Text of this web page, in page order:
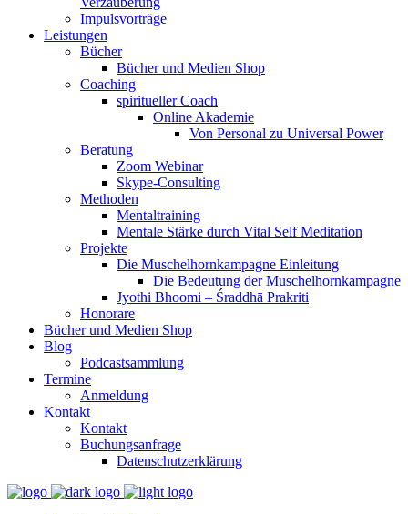
Impulsvorträge
Leistungen
Bücher
Bücher und Medien Shop
Coaching
spiritueller Coach
Online Akademie
Von Personal zu Universal Power
Beratung
Zoom Webinar
Skype-Consulting
Methoden
Mentaltraining
Mentale Stärke durch Vital Self Meditation
Projekte
Die Muschelhornkampagne Einleitung
Die Bedeutung der Muschelhornkampagne
Jyothi Bhoomi – Śraddhā Prakriti
Honorare
Bücher und Medien Shop
Blog
Podcastsammlung
Termine
Anmeldung
Kontakt
Kontakt
Buchungsanfrage
Datenschutzerklärung